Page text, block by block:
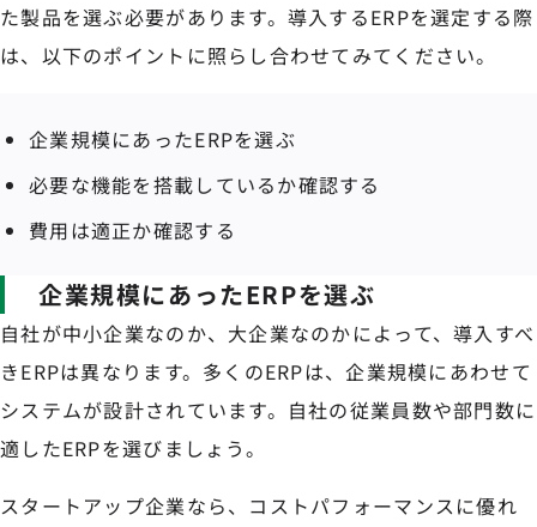
た製品を選ぶ必要があります。導入するERPを選定する際
は、以下のポイントに照らし合わせてみてください。
企業規模にあったERPを選ぶ
必要な機能を搭載しているか確認する
費用は適正か確認する
企業規模にあったERPを選ぶ
自社が中小企業なのか、大企業なのかによって、導入すべ
きERPは異なります。多くのERPは、企業規模にあわせて
システムが設計されています。自社の従業員数や部門数に
適したERPを選びましょう。
スタートアップ企業なら、コストパフォーマンスに優れ